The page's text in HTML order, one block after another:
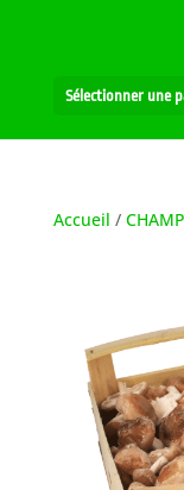
Sélectionner une
Accueil /